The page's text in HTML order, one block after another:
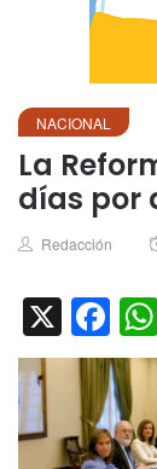
NACIONAL
La
días por
Author
Redacción
X